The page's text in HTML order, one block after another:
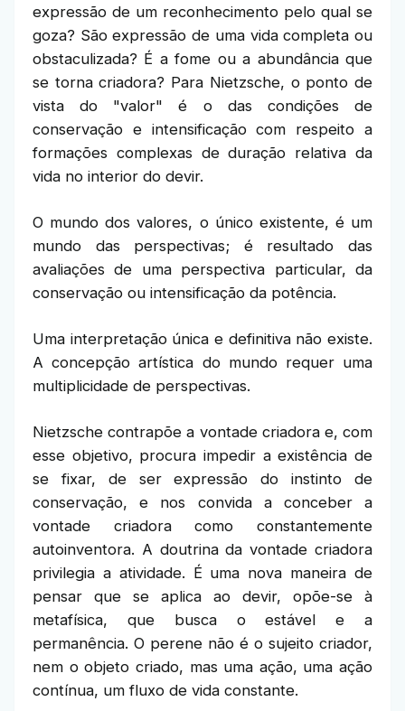
expressão de um reconhecimento pelo qual se
goza? São expressão de uma vida completa ou
obstaculizada? É a fome ou a abundância que
se torna criadora? Para Nietzsche, o ponto de
vista do "valor" é o das condições de
conservação e intensificação com respeito a
formações complexas de duração relativa da
vida no interior do devir.
O mundo dos valores, o único existente, é um
mundo das perspectivas; é resultado das
avaliações de uma perspectiva particular, da
conservação ou intensificação da potência.
Uma interpretação única e definitiva não existe.
A concepção artística do mundo requer uma
multiplicidade de perspectivas.
Nietzsche contrapõe a vontade criadora e, com
esse objetivo, procura impedir a existência de
se fixar, de ser expressão do instinto de
conservação, e nos convida a conceber a
vontade criadora como constantemente
autoinventora. A doutrina da vontade criadora
privilegia a atividade. É uma nova maneira de
pensar que se aplica ao devir, opõe-se à
metafísica, que busca o estável e a
permanência. O perene não é o sujeito criador,
nem o objeto criado, mas uma ação, uma ação
contínua, um fluxo de vida constante.